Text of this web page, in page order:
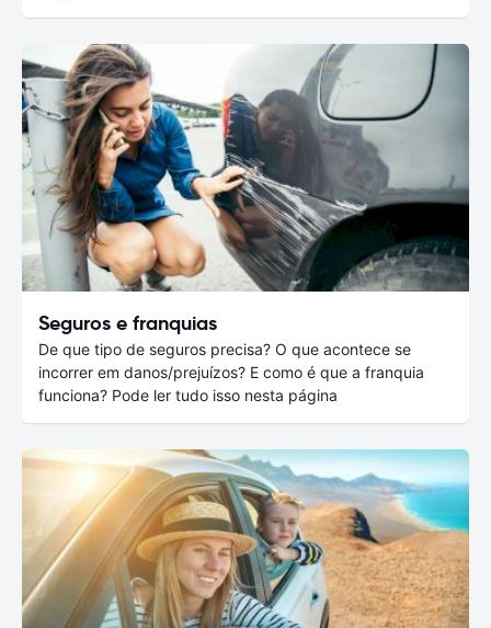
Seguros e franquias
De que tipo de seguros precisa? O que acontece se
incorrer em danos/prejuízos? E como é que a franquia
funciona? Pode ler tudo isso nesta página